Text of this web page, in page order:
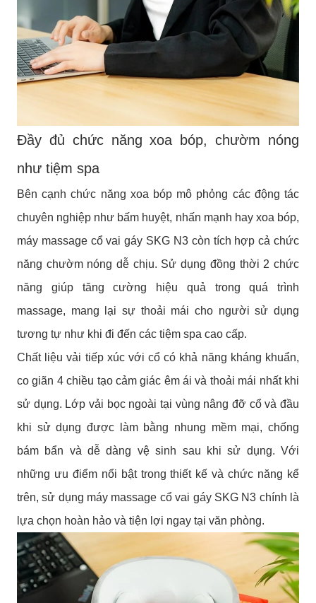
Đầy đủ chức năng xoa bóp, chườm nóng
như tiệm spa
Bên cạnh chức năng xoa bóp mô phỏng các động tác
chuyên nghiệp như bấm huyệt, nhấn mạnh hay xoa bóp,
máy massage cổ vai gáy SKG N3 còn tích hợp cả chức
năng chườm nóng dễ chịu. Sử dụng đồng thời 2 chức
năng giúp tăng cường hiệu quả trong quá trình
massage, mang lại sự thoải mái cho người sử dụng
tương tự như khi đi đến các tiệm spa cao cấp.
Chất liệu vải tiếp xúc với cổ có khả năng kháng khuẩn,
co giãn 4 chiều tạo cảm giác êm ái và thoải mái nhất khi
sử dụng. Lớp vải bọc ngoài tại vùng nâng đỡ cổ và đầu
khi sử dụng được làm bằng nhung mềm mại, chống
bám bẩn và dễ dàng vệ sinh sau khi sử dụng. Với
những ưu điểm nổi bật trong thiết kế và chức năng kể
trên, sử dụng máy massage cổ vai gáy SKG N3 chính là
lựa chọn hoàn hảo và tiện lợi ngay tại văn phòng.